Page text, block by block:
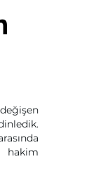
hakim